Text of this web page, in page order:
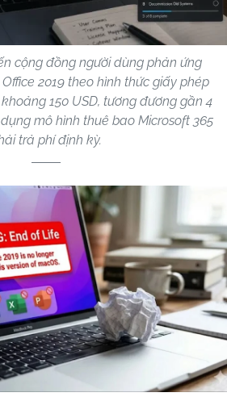
cộng đồng người dùng phản ứng
2019 theo hình thức giấy phép
150 USD, tương đương gần 4
mô hình thuê bao Microsoft 365
trả phí định kỳ.